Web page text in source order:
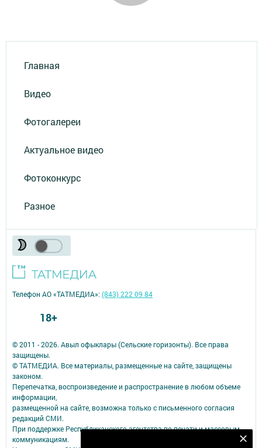
Главная
Видео
Фотогалереи
Актуальное видео
Фотоконкурс
Разное
© 2011 - 2026. Авыл офыклары (Сельские горизонты). Все права
защищены.
© ТАТМЕДИА. Все материалы, размещенные на сайте, защищены
законом.
Перепечатка, воспроизведение и распространение в любом объеме
информации,
размещенной на сайте, возможна только с письменного согласия
редакций СМИ.
При поддержке Республиканского агентства по печати и массовым
коммуникациям.
Телефон АО «ТАТМЕДИА»:(843) 222 09 84
18+